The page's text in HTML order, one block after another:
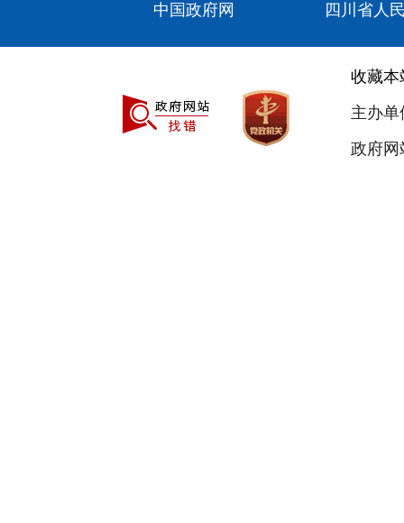
中国政府网 四川省人
收藏本
主办
政府网